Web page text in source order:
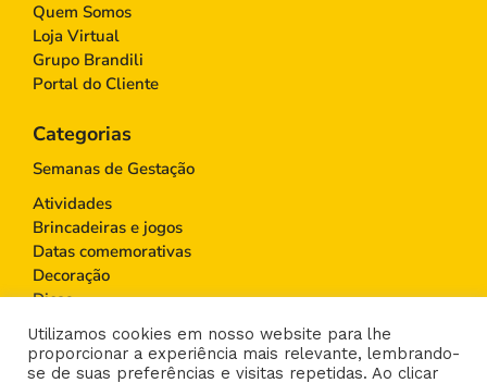
Quem Somos
Loja Virtual
Grupo Brandili
Portal do Cliente
Categorias
Semanas de Gestação
Atividades
Brincadeiras e jogos
Datas comemorativas
Decoração
Dicas
Educação Infantil
Gravidez
Maternidade
Utilizamos cookies em nosso website para lhe
proporcionar a experiência mais relevante, lembrando-
se de suas preferências e visitas repetidas. Ao clicar